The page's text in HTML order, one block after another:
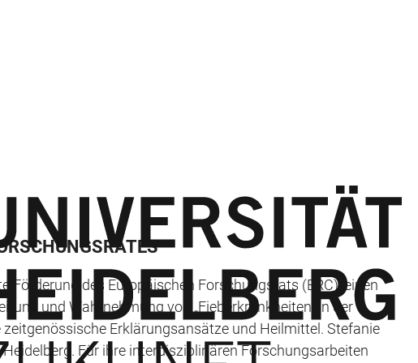
Förderung des Europäischen Forschungsrats (ERC), einen
und Wahrnehmung von „Fieberkrankheiten“ in der
Erklärungsansätze und Heilmittel. Stefanie
Für ihre interdisziplinären Forschungsarbeiten